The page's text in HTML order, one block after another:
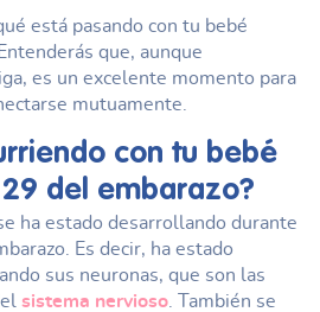
está pasando con tu bebé
que, aunque
es un excelente momento para
mutuamente.
con tu bebé
del embarazo?
ha estado desarrollando durante
Es decir, ha estado
sus neuronas, que son las
sistema nervioso . También se